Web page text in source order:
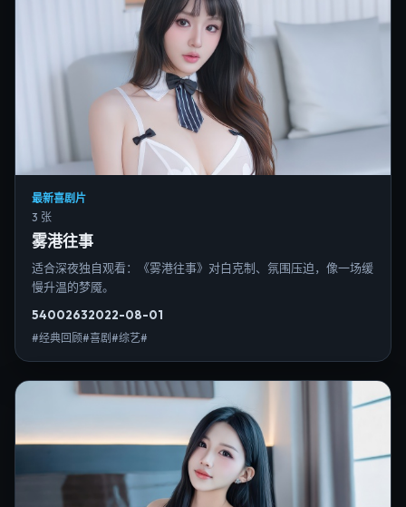
最新喜剧片
3 张
雾港往事
适合深夜独自观看：《雾港往事》对白克制、氛围压迫，像一场缓
慢升温的梦魇。
54002632022-08-01
#经典回顾#喜剧#综艺#